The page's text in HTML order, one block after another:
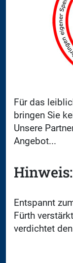
Für das
bringen Sie
Unsere
Angebot...
Hinweis:
Entspannt
Fürth
verdichtet